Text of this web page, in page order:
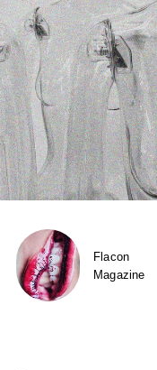
Flacon
Magazine